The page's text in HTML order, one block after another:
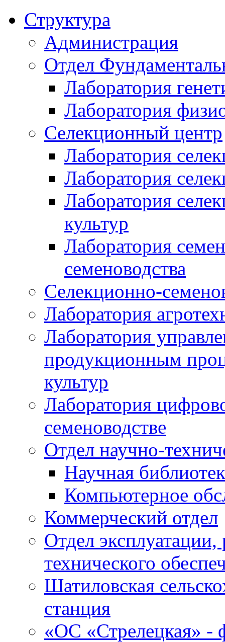
Структура
Администрация
Отдел
Лаборатория
Лаборатория
Селекционный центр
Лаборатория
Лаборатория
Лаборатория
культур
Лаборатория
семеноводства
Селекционно-
Лаборатория
Лаборатория
продукционным
культур
Лаборатория
семеноводстве
Отдел научно-
Научная
Компьютерное
Коммерческий отдел
Отдел
технического
Шатиловская
станция
«ОС «Стрелецкая»